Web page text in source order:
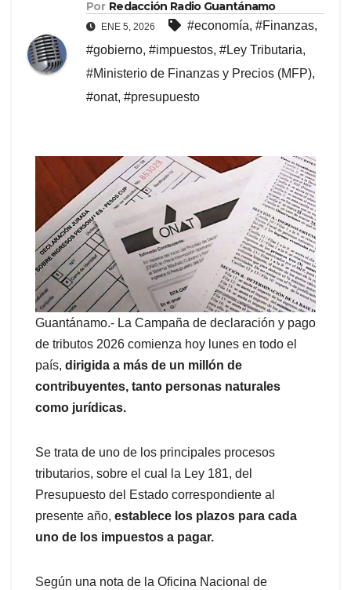
Por Redacción Radio Guantánamo
ENE 5, 2026 #economía, #Finanzas,
#gobierno, #impuestos, #Ley Tributaria,
#Ministerio de Finanzas y Precios (MFP),
#onat, #presupuesto
Guantánamo.- La Campaña de declaración y pago
de tributos 2026 comienza hoy lunes en todo el
país, dirigida a más de un millón de
contribuyentes, tanto personas naturales
como jurídicas.
Se trata de uno de los principales procesos
tributarios, sobre el cual la Ley 181, del
Presupuesto del Estado correspondiente al
presente año, establece los plazos para cada
uno de los impuestos a pagar.
Según una nota de la Oficina Nacional de